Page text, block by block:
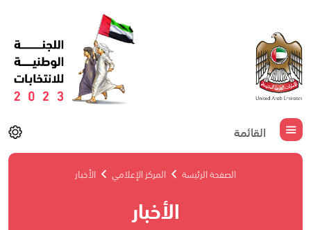
القائمة
الصفحة الرئيسة المركز الإعلامي الأخبار
الأخبار